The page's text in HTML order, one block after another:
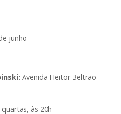
junho
Avenida Heitor Beltrão –
às 20h